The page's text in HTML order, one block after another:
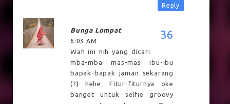
Reply
Bunga Lompat
6:03 AM
Wah ini nih yang dicari
mba-mba mas-mas ibu-ibu
bapak-bapak jaman sekarang
(?) hehe. Fitur-fiturnya oke
banget untuk selfie groovy